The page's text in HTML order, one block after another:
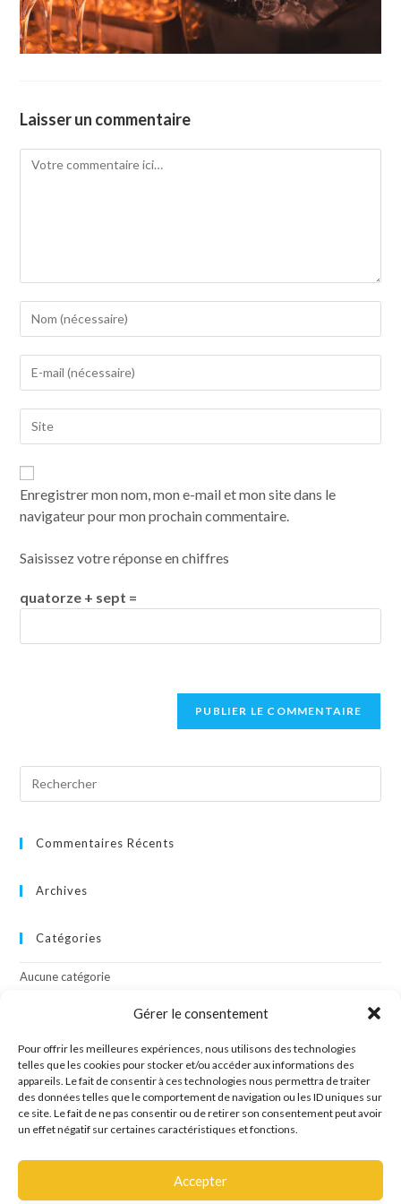
Gérer le consentement
Pour offrir les meilleures expériences, nous utilisons des technologies
telles que les cookies pour stocker et/ou accéder aux informations des
appareils. Le fait de consentir à ces technologies nous permettra de traiter
des données telles que le comportement de navigation ou les ID uniques sur
ce site. Le fait de ne pas consentir ou de retirer son consentement peut avoir
un effet négatif sur certaines caractéristiques et fonctions.
Accepter
Laisser un commentaire
Enregistrer mon nom, mon e-mail et mon site dans le
navigateur pour mon prochain commentaire.
Saisissez votre réponse en chiffres
quatorze + sept =
Commentaires Récents
Archives
Catégories
Aucune catégorie
Connexion
Flux des publications
Flux des commentaires
Site de WordPress-FR